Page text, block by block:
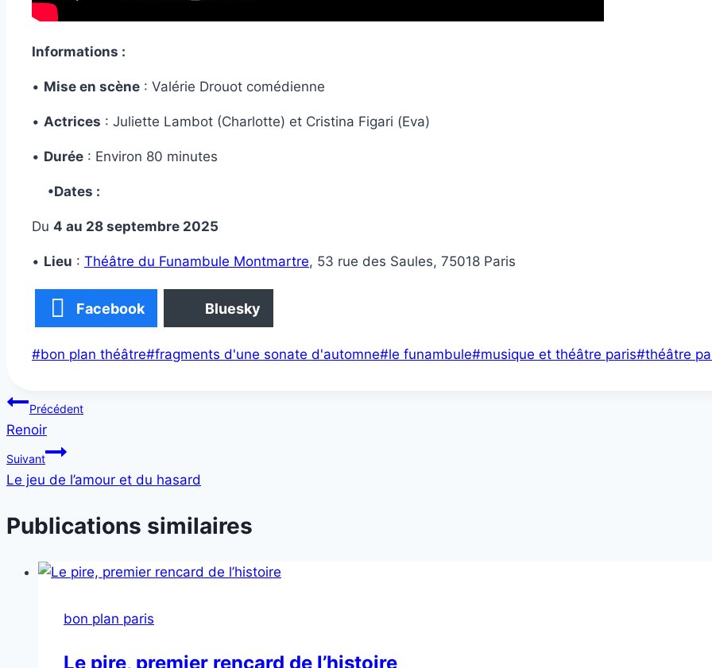
Informations :
• Mise en scène : Valérie Drouot comédienne
• Actrices : Juliette Lambot (Charlotte) et Cristina Figari (Eva)
• Durée : Environ 80 minutes
•Dates :
Du 4 au 28 septembre 2025
• Lieu : Théâtre du Funambule Montmartre, 53 rue des Saules, 75018 Paris
Facebook Bluesky
Étiquettes
publication :
#bon plan théâtre#fragments d'une sonate d'automne#le funambule#musique et théâtre paris#théâtre
Navigation
de
l’article
Précédent
Renoir
Suivant
Le jeu de l’amour et du hasard
Publications similaires
bon plan paris
Le pire, premier rencard de l’histoire